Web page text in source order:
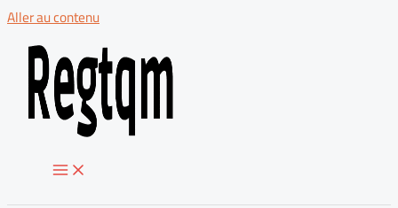
Aller au contenu